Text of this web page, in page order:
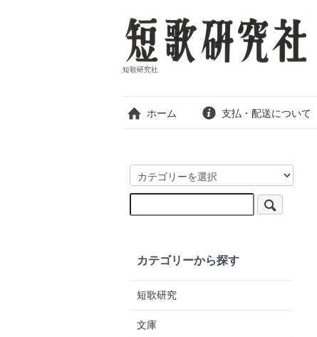
短歌研究社
ホーム 支払・配送について
カテゴリーから探す
短歌研究
文庫